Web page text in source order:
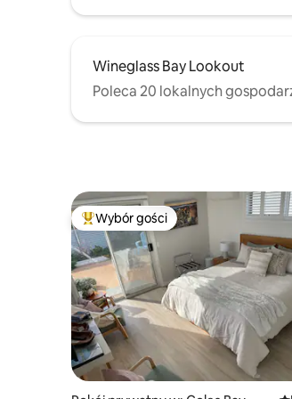
Wineglass Bay Lookout
Poleca 20 lokalnych
Najpopularniejsze z kategorii Wybór
Wybór gości